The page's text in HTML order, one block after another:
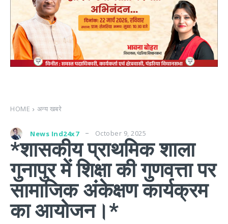
HOME अन्य खबरे
News Ind24x7 October 9, 2025
*शासकीय प्राथमिक शाला
गुनापुर में शिक्षा की गुणवत्ता पर
सामाजिक अंकेक्षण कार्यक्रम
का आयोजन।*